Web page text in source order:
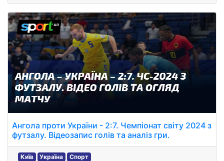
Ангола проти України - 2:7. Чемпіонат світу 2024 з
футзалу. Відеозапис голів та аналіз гри.
Київ Україна Спорт